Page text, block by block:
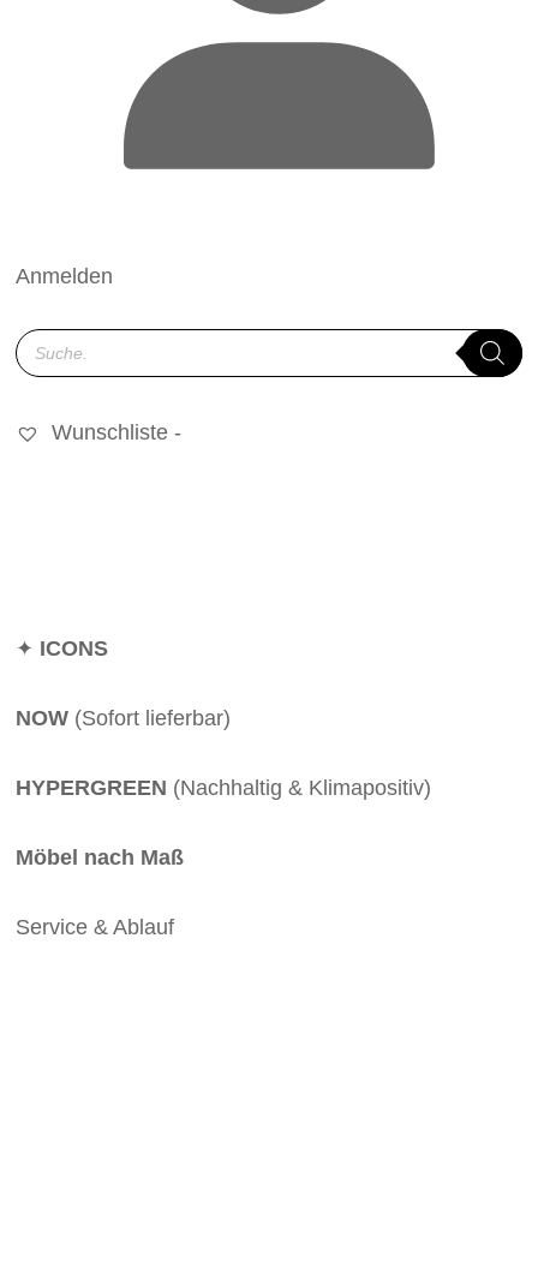
Anmelden
Products
search
Wunschliste -
✦ ICONS
NOW (Sofort lieferbar)
HYPERGREEN (Nachhaltig & Klimapositiv)
Möbel nach Maß
Service & Ablauf